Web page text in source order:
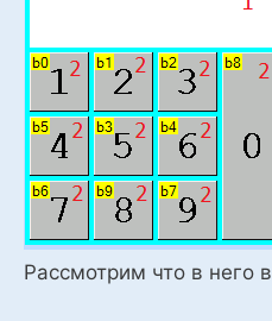
Рассмотрим что в него